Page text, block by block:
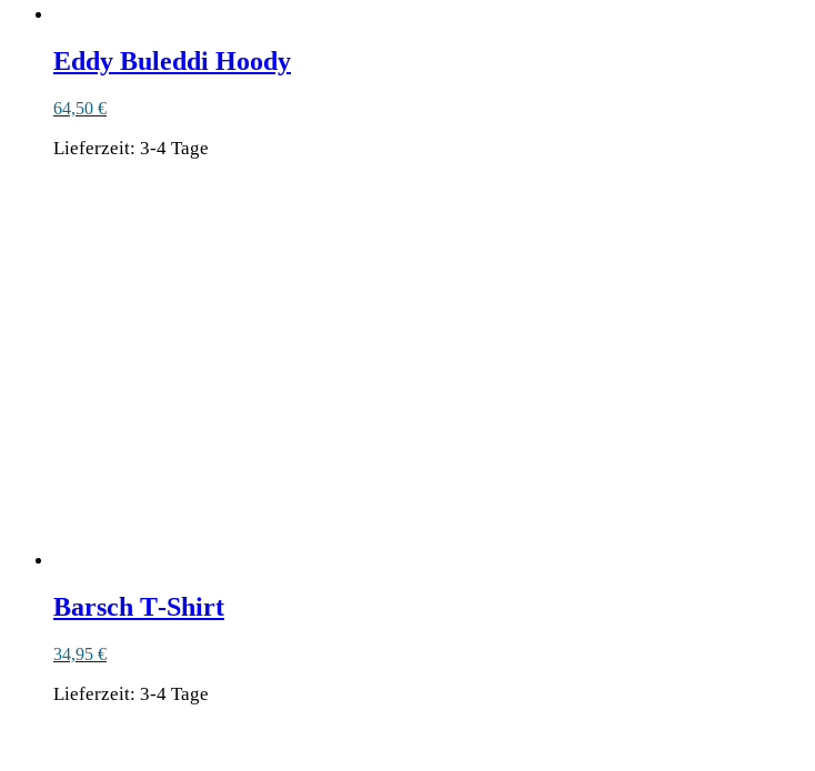
Eddy Buleddi Hoody
64,50 €
Lieferzeit: 3-4 Tage
Barsch T‑Shirt
34,95 €
Lieferzeit: 3-4 Tage